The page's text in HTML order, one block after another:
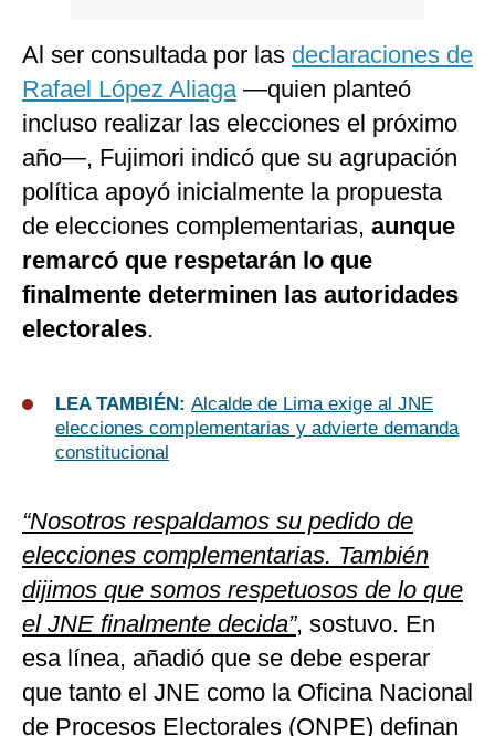
Al ser consultada por las declaraciones de
Rafael López Aliaga—quien planteó
incluso realizar las elecciones el próximo
año—, Fujimori indicó que su agrupación
política apoyó inicialmente la propuesta
de elecciones complementarias, aunque
remarcó que respetarán lo que
finalmente determinen las autoridades
electorales.
LEA TAMBIÉN: Alcalde de Lima exige al JNE
elecciones complementarias y advierte demanda
constitucional
“Nosotros respaldamos su pedido de
elecciones complementarias. También
dijimos que somos respetuosos de lo que
el JNE finalmente decida”, sostuvo. En
esa línea, añadió que se debe esperar
que tanto el JNE como la Oficina Nacional
de Procesos Electorales (ONPE) definan